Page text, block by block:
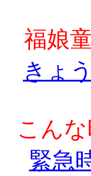
福娘
きょ
こん
緊急